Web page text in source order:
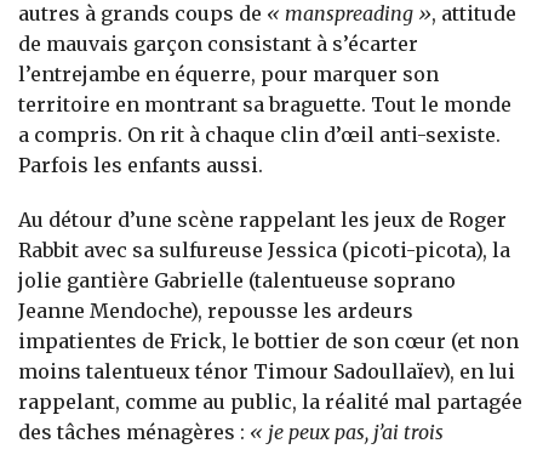
autres à grands coups de « manspreading », attitude
de mauvais garçon consistant à s’écarter
l’entrejambe en équerre, pour marquer son
territoire en montrant sa braguette. Tout le monde
a compris. On rit à chaque clin d’œil anti-sexiste.
Parfois les enfants aussi.
Au détour d’une scène rappelant les jeux de Roger
Rabbit avec sa sulfureuse Jessica (picoti-picota), la
jolie gantière Gabrielle (talentueuse soprano
Jeanne Mendoche), repousse les ardeurs
impatientes de Frick, le bottier de son cœur (et non
moins talentueux ténor Timour Sadoullaïev), en lui
rappelant, comme au public, la réalité mal partagée
des tâches ménagères : « je peux pas, j’ai trois